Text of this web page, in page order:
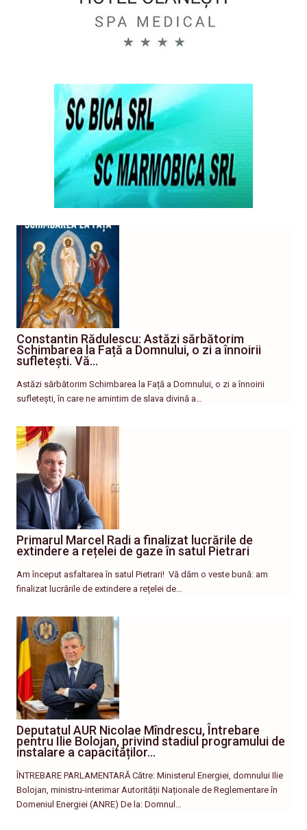
Constantin Rădulescu: Astăzi sărbătorim
Schimbarea la Față a Domnului, o zi a înnoirii
sufletești. Vă…
Astăzi sărbătorim Schimbarea la Față a Domnului, o zi a înnoirii
sufletești, în care ne amintim de slava divină a…
Primarul Marcel Radi a finalizat lucrările de
extindere a rețelei de gaze în satul Pietrari
Am început asfaltarea în satul Pietrari! ​ Vă dăm o veste bună: am
finalizat lucrările de extindere a rețelei de…
Deputatul AUR Nicolae Mîndrescu, Întrebare
pentru Ilie Bolojan, privind stadiul programului de
instalare a capacităților…
ÎNTREBARE PARLAMENTARĂ Către: Ministerul Energiei, domnului Ilie
Bolojan, ministru-interimar Autorității Naționale de Reglementare în
Domeniul Energiei (ANRE) De la: Domnul…